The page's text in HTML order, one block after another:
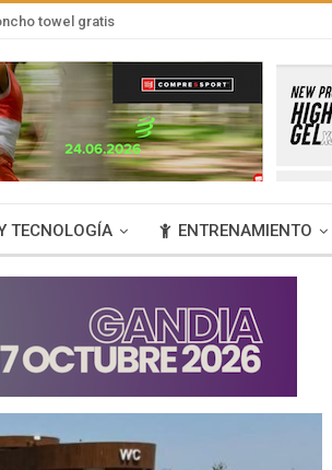
towel gratis
TECNOLOGÍA ENTRENAMIENTO